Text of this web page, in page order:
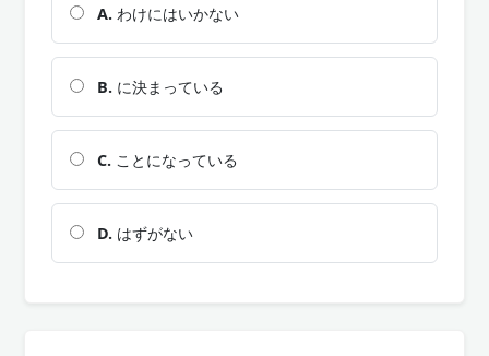
A. わけにはいかない
B. に決まっている
C. ことになっている
D. はずがない